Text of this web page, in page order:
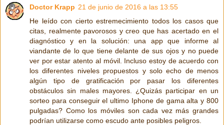
Doctor Krapp 21 de junio de 2016 a las 13:55
He leído con cierto estremecimiento todos los casos que
citas, realmente pavorosos y creo que has acertado en el
diagnóstico y en la solución: una app que informe al
viandante de lo que tiene delante de sus ojos y no puede
ver por estar atento al móvil. Incluso estoy de acuerdo con
los diferentes niveles propuestos y solo echo de menos
algún tipo de gratificación por pasar los diferentes
obstáculos sin males mayores. ¿Quizás participar en un
sorteo para conseguir el ultimo Iphone de gama alta y 800
pulgadas? Como los móviles son cada vez más grandes
podrían utilizarse como escudo ante posibles peligros.